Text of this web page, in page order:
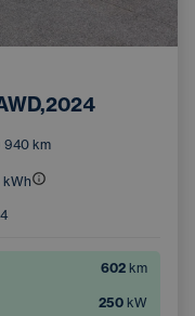
940 km
kWh
602 km
250 kW